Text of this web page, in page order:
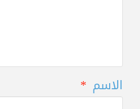
الاسم *